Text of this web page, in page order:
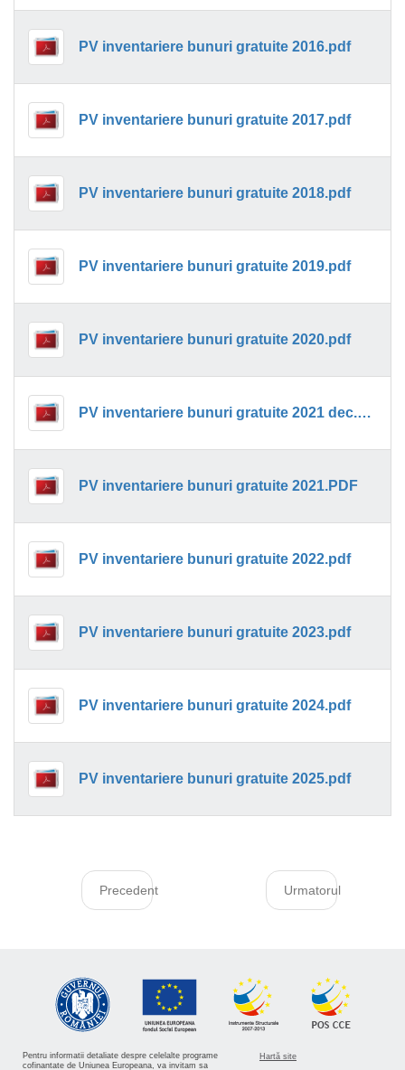
PV inventariere bunuri gratuite 2016.pdf
PV inventariere bunuri gratuite 2017.pdf
PV inventariere bunuri gratuite 2018.pdf
PV inventariere bunuri gratuite 2019.pdf
PV inventariere bunuri gratuite 2020.pdf
PV inventariere bunuri gratuite 2021 dec.pdf
PV inventariere bunuri gratuite 2021.PDF
PV inventariere bunuri gratuite 2022.pdf
PV inventariere bunuri gratuite 2023.pdf
PV inventariere bunuri gratuite 2024.pdf
PV inventariere bunuri gratuite 2025.pdf
Precedent Urmatorul
Pentru informatii detaliate despre celelalte programe
cofinantate de Uniunea Europeana, va invitam sa
Hartă site